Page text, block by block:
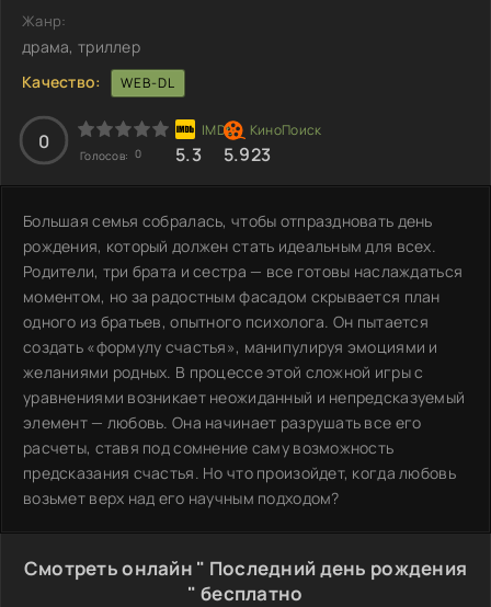
Жанр:
драма, триллер
Качество:
WEB-DL
0
Голосов: 0 5.3 5.923
Большая семья собралась, чтобы отпраздновать день
рождения, который должен стать идеальным для всех.
Родители, три брата и сестра — все готовы наслаждаться
моментом, но за радостным фасадом скрывается план
одного из братьев, опытного психолога. Он пытается
создать «формулу счастья», манипулируя эмоциями и
желаниями родных. В процессе этой сложной игры с
уравнениями возникает неожиданный и непредсказуемый
элемент — любовь. Она начинает разрушать все его
расчеты, ставя под сомнение саму возможность
предсказания счастья. Но что произойдет, когда любовь
возьмет верх над его научным подходом?
Смотреть онлайн " Последний день рождения
" бесплатно